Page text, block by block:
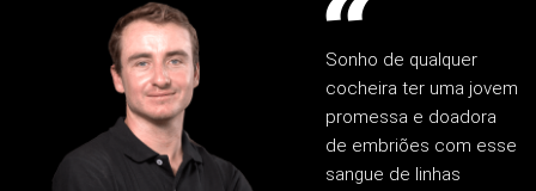
Sonho de qualquer
cocheira ter uma jovem
promessa e doadora
de embriões com esse
sangue de linhas